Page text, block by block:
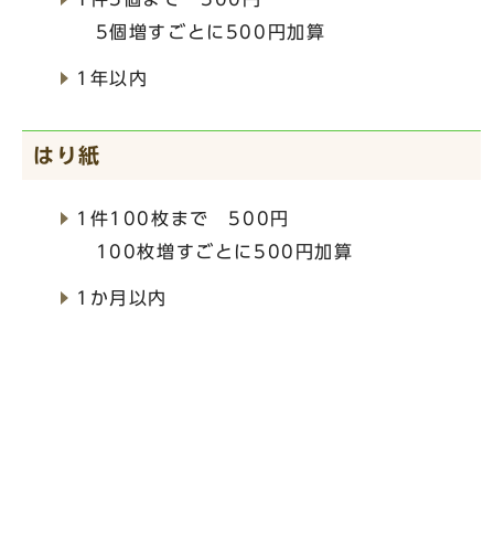
5個増すごとに500円加算
1年以内
はり紙
1件100枚まで 500円
100枚増すごとに500円加算
1か月以内